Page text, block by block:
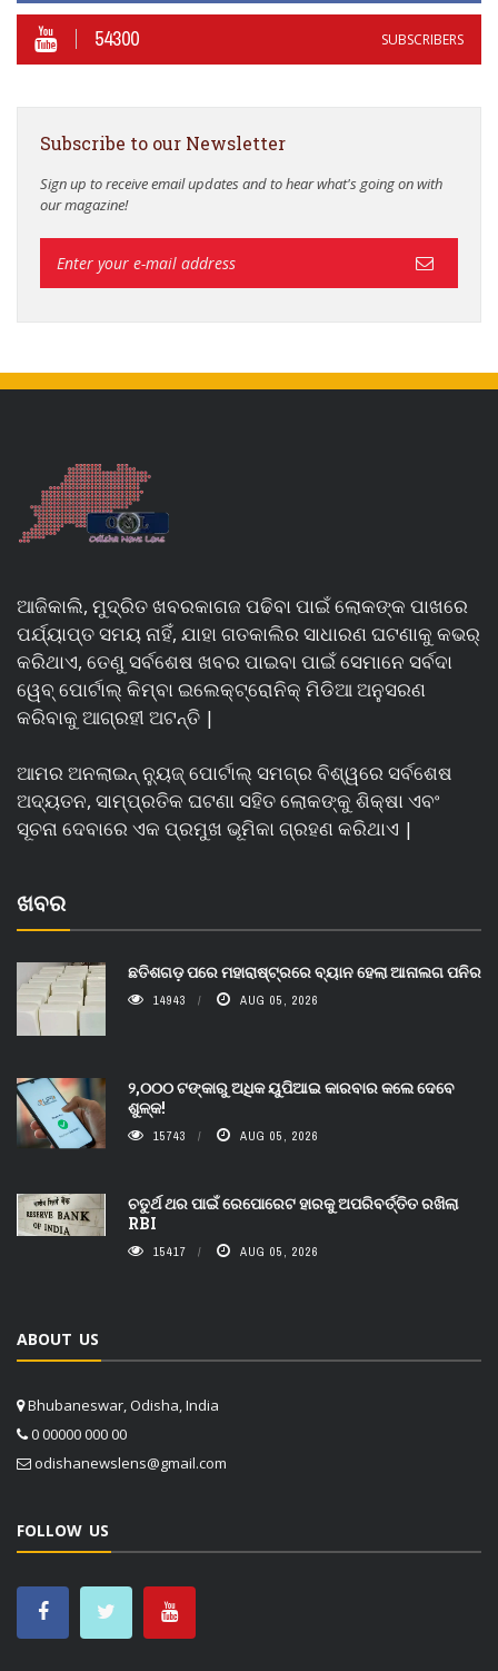
54300 SUBSCRIBERS
Subscribe to our Newsletter
Sign up to receive email updates and to hear what's going on with
our magazine!
ଆଜିକାଲି, ମୁଦ୍ରିତ ଖବରକାଗଜ ପଢିବା ପାଇଁ ଲୋକଙ୍କ ପାଖରେ
ପର୍ଯ୍ୟାପ୍ତ ସମୟ ନାହିଁ, ଯାହା ଗତକାଲିର ସାଧାରଣ ଘଟଣାକୁ କଭର୍
କରିଥାଏ, ତେଣୁ ସର୍ବଶେଷ ଖବର ପାଇବା ପାଇଁ ସେମାନେ ସର୍ବଦା
ୱେବ୍ ପୋର୍ଟାଲ୍ କିମ୍ବା ଇଲେକ୍ଟ୍ରୋନିକ୍ ମିଡିଆ ଅନୁସରଣ
କରିବାକୁ ଆଗ୍ରହୀ ଅଟନ୍ତି |
ଆମର ଅନଲାଇନ୍ ନ୍ୟୁଜ୍ ପୋର୍ଟାଲ୍ ସମଗ୍ର ବିଶ୍ୱରେ ସର୍ବଶେଷ
ଅଦ୍ୟତନ, ସାମ୍ପ୍ରତିକ ଘଟଣା ସହିତ ଲୋକଙ୍କୁ ଶିକ୍ଷା ଏବଂ
ସୂଚନା ଦେବାରେ ଏକ ପ୍ରମୁଖ ଭୂମିକା ଗ୍ରହଣ କରିଥାଏ |
ଖବର
ଛତିଶଗଡ଼ ପରେ ମହାରାଷ୍ଟ୍ରରେ ବ୍ୟାନ ହେଲା ଆନାଲଗ ପନିର
14943 AUG 05, 2026
୨,୦୦୦ ଟଙ୍କାରୁ ଅଧିକ ୟୁପିଆଇ କାରବାର କଲେ ଦେବେ
ଶୁଳ୍କ!
15743 AUG 05, 2026
ଚତୁର୍ଥ ଥର ପାଇଁ ରେପୋରେଟ ହାରକୁ ଅପରିବର୍ତ୍ତିତ ରଖିଲା
RBI
15417 AUG 05, 2026
ABOUT US
Bhubaneswar, Odisha, India
0 00000 000 00
odishanewslens@gmail.com
FOLLOW US